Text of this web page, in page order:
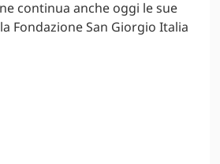
continua anche oggi le sue
Fondazione San Giorgio Italia